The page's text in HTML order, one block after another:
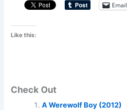
Email
Like this:
Check Out
A Werewolf Boy (2012)